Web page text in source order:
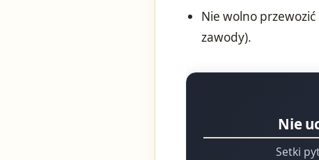
Nie wolno
zawody).
Nie
Setki